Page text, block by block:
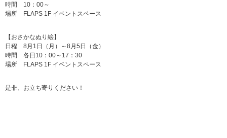
時間 10：00～
場所 FLAPS 1F イベントスペース
【おさかなぬり絵】
日程 8月1日（月）～8月5日（金）
時間 各日10：00～17：30
場所 FLAPS 1F イベントスペース
是非、お立ち寄りください！